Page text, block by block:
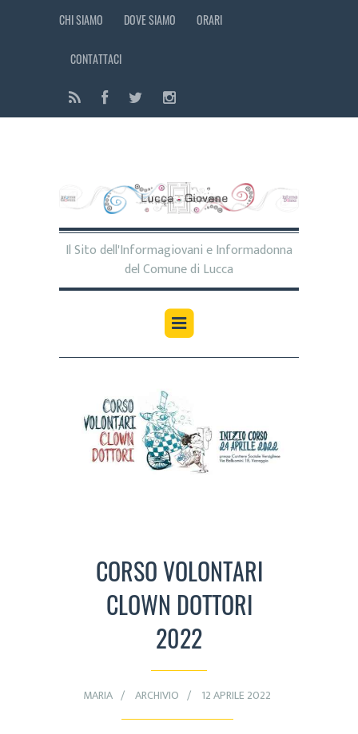
CHI SIAMO DOVE SIAMO ORARI
CONTATTACI
Il Sito dell'Informagiovani e Informadonna
del Comune di Lucca
CORSO VOLONTARI
CLOWN DOTTORI
2022
MARIA ARCHIVIO 12 APRILE 2022